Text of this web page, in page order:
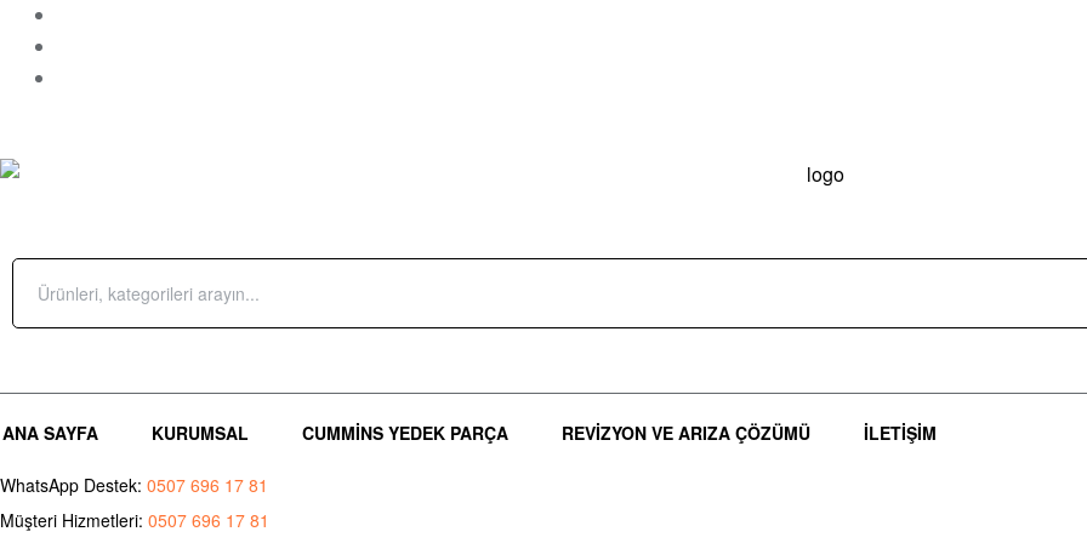
Search
for:
ANA SAYFA KURUMSAL CUMMINS YEDEK PARÇA REVIZYON VE ARIZA ÇÖZÜMÜ İLETIŞIM
WhatsApp Destek: 0507 696 17 81
Müşteri Hizmetleri: 0507 696 17 81